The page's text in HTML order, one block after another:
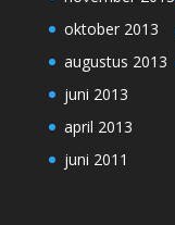
oktober 2013
augustus 2013
juni 2013
april 2013
juni 2011